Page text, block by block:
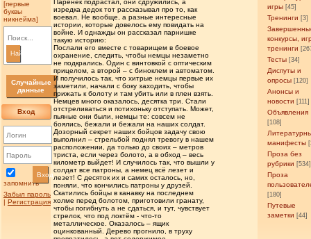
[первые
буквы
никнейма]
Найти
Случайные
данные
Вход
запомнить
Вход
Забыл пароль
| Регистрация
игры [45]
Тренинги [3]
конкурсы,
тренинги
Тесты [34]
Диспуты и
опросы [120]
Анонсы и
новости [111]
Объявления
[108]
манифесты
Проза без
рубрики [534]
Проза
[180]
Путевые
заметки [44]
Паренёк подрастал, они сдружились, а
изредка дедок тот рассказывал про то, как
воевал. Не вообще, а разные интересные
истории, которые довелось ему повидать на
войне. И однажды он рассказал парнишке
такую историю:
Послали его вместе с товарищем в боевое
охранение, следить, чтобы немцы незаметно
не подкрались. Один с винтовкой с оптическим
прицелом, а второй – с биноклем и автоматом.
И получилось так, что хитрые немцы первые их
заметили, начали с боку заходить, чтобы
прижать к болоту и там убить или в плен взять.
Немцев много оказалось, десятка три. Стали
отстреливаться и потихоньку отступать. Может,
пьяные они были, немцы те: совсем не
боялись, бежали и бежали на наших солдат.
Дозорный секрет наших бойцов задачу свою
выполнил – стрельбой поднял тревогу в нашем
расположении, да только до своих – метров
триста, если через болото, а в обход – весь
километр выйдет! И случилось так, что вышли у
солдат все патроны, а немец всё лезет и
лезет! С десяток их и самих осталось, но,
поняли, что кончились патроны у друзей.
Скатились бойцы в канавку на последнем
холме перед болотом, приготовили гранату,
чтобы погибнуть а не сдаться, и тут, чувствует
стрелок, что под локтём - что-то
металлическое. Оказалось – ящик
оцинкованный. Дерево прогнило, в труху